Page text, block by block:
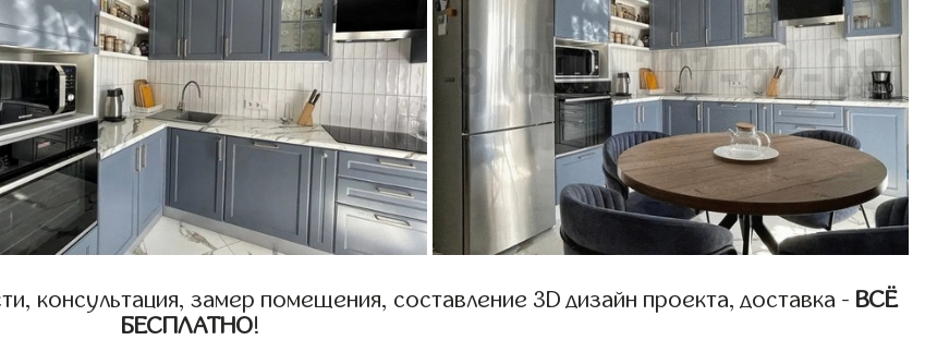
консультация, замер помещения, составление 3D дизайн проекта, доставка - ВСЁ
БЕСПЛАТНО!